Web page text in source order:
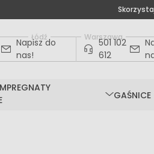
Łódź
Napisz do
nas!
Warszawa
501 102
612
GAŚNICE